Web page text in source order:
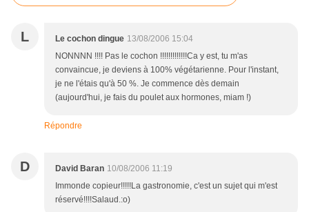
L Le cochon dingue 13/08/2006 15:04
NONNNN !!!! Pas le cochon !!!!!!!!!!!!!Ca y est, tu m'as
convaincue, je deviens à 100% végétarienne. Pour l'instant,
je ne l'étais qu'à 50 %. Je commence dès demain
(aujourd'hui, je fais du poulet aux hormones, miam !)
Répondre
D David Baran 10/08/2006 11:19
Immonde copieur!!!!!La gastronomie, c'est un sujet qui m'est
réservé!!!!Salaud.:o)